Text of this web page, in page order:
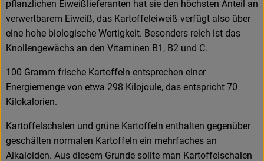
pflanzlichen Eiweißlieferanten hat sie den höchsten Anteil an
verwertbarem Eiweiß, das Kartoffeleiweiß verfügt also über
eine hohe biologische Wertigkeit. Besonders reich ist das
Knollengewächs an den Vitaminen B1, B2 und C.
100 Gramm frische Kartoffeln entsprechen einer
Energiemenge von etwa 298 Kilojoule, das entspricht 70
Kilokalorien.
Kartoffelschalen und grüne Kartoffeln enthalten gegenüber
geschälten normalen Kartoffeln ein mehrfaches an
Alkaloiden. Aus diesem Grunde sollte man Kartoffelschalen